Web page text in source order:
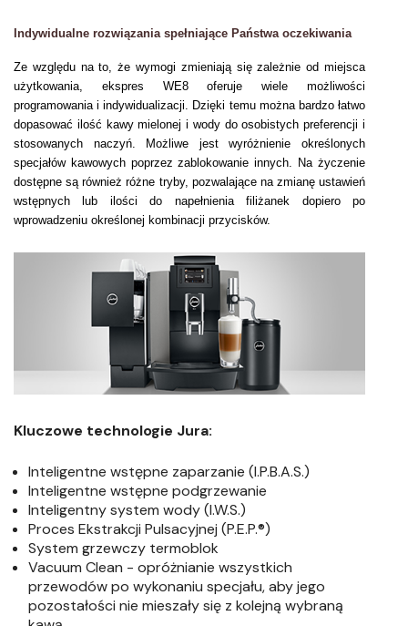
Indywidualne rozwiązania spełniające Państwa oczekiwania
Ze względu na to, że wymogi zmieniają się zależnie od miejsca
użytkowania, ekspres WE8 oferuje wiele możliwości
programowania i indywidualizacji. Dzięki temu można bardzo łatwo
dopasować ilość kawy mielonej i wody do osobistych preferencji i
stosowanych naczyń. Możliwe jest wyróżnienie określonych
specjałów kawowych poprzez zablokowanie innych. Na życzenie
dostępne są również różne tryby, pozwalające na zmianę ustawień
wstępnych lub ilości do napełnienia filiżanek dopiero po
wprowadzeniu określonej kombinacji przycisków.
Kluczowe technologie Jura:
Inteligentne wstępne zaparzanie (I.P.B.A.S.)
Inteligentne wstępne podgrzewanie
Inteligentny system wody (I.W.S.)
Proces Ekstrakcji Pulsacyjnej (P.E.P.®)
System grzewczy termoblok
Vacuum Clean - opróżnianie wszystkich
przewodów po wykonaniu specjału, aby jego
pozostałości nie mieszały się z kolejną wybraną